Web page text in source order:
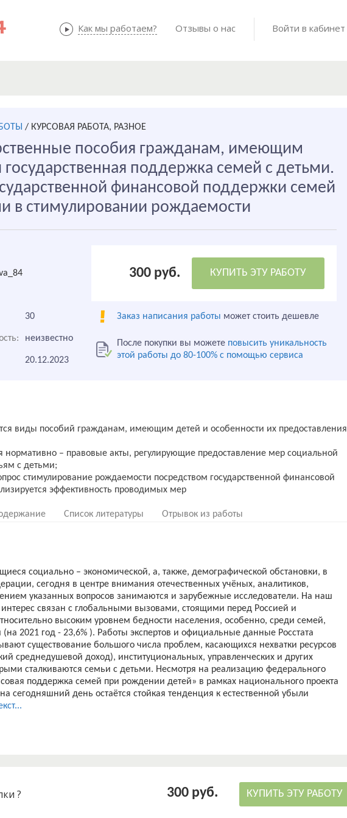
Как мы работаем? Готовые работы
Как мы работаем? Отзывы о нас Войти в кабинет
/ КУРСОВАЯ РАБОТА, РАЗНОЕ
пособия гражданам, имеющим
государственная поддержка семей с детьми.
финансовой поддержки семей
в стимулировании рождаемости
300 руб. КУПИТЬ ЭТУ РАБОТУ
30 Заказ написания работы может стоить дешевле
неизвестно После покупки вы можете повысить уникальность
этой работы до 80-100% с помощью сервиса
20.12.2023
виды пособий гражданам, имеющим детей и особенности их предоставления
нормативно – правовые акты, регулирующие предоставление мер социальной
с детьми;
стимулирование рождаемости посредством государственной финансовой
Список литературы Отрывок из работы
социально – экономической, а, также, демографической обстановки, в
сегодня в центре внимания отечественных учёных, аналитиков,
указанных вопросов занимаются и зарубежные исследователи. На наш
интерес связан с глобальными вызовами, стоящими перед Россией и
высоким уровнем бедности населения, особенно, среди семей,
2021 год - 23,6% ). Работы экспертов и официальные данные Росстата
существование большого числа проблем, касающихся нехватки ресурсов
среднедушевой доход), институциональных, управленческих и других
сталкиваются семьи с детьми. Несмотря на реализацию федерального
поддержка семей при рождении детей» в рамках национального проекта
сегодняшний день остаётся стойкая тенденция к естественной убыли
ещё более необходимым поиск новых мер (правового обеспечения,
- на основе оценки существующей системы поддержки семей с детьми
по её модернизации.
? 300 руб. КУПИТЬ ЭТУ РАБОТУ